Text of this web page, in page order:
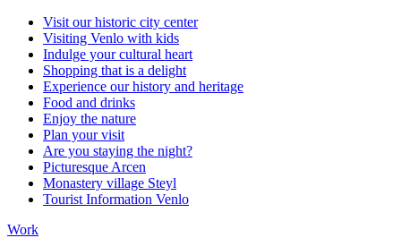
Visit our historic city center
Visiting Venlo with kids
Indulge your cultural heart
Shopping that is a delight
Experience our history and heritage
Food and drinks
Enjoy the nature
Plan your visit
Are you staying the night?
Picturesque Arcen
Monastery village Steyl
Tourist Information Venlo
Work